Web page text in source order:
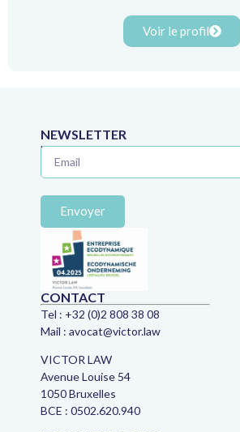
Voir le profil
NEWSLETTER
Ne manquez plus aucune astuce
Envoyer
CONTACT
Tel : +32 (0)2 808 38 08
Mail : avocat@victor.law
VICTOR LAW
Avenue Louise 54
1050 Bruxelles
BCE : 0502.620.940